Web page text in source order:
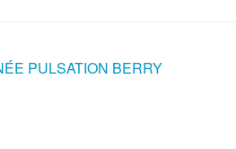
PULSATION BERRY